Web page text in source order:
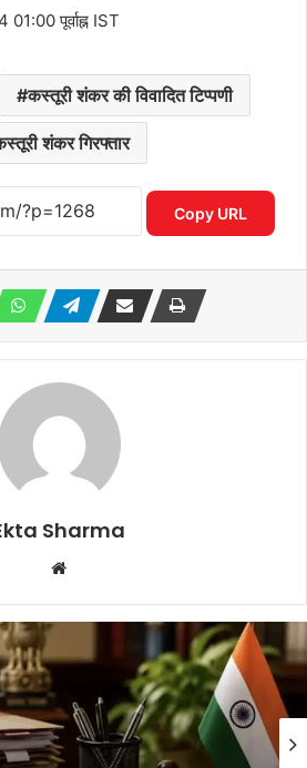
पूर्वाह्न IST
कस्तूरी शंकर की विवादित टिप्पणी
शंकर गिरफ्तार
Copy URL
Sharma